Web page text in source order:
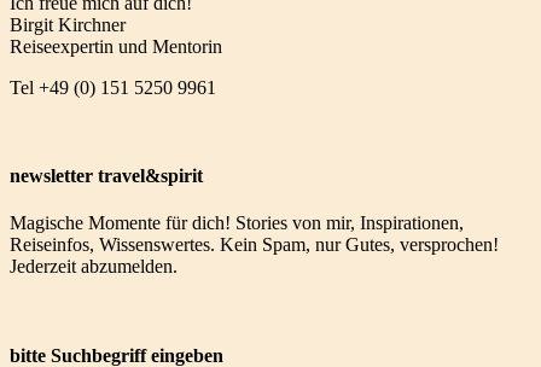
Birgit Kirchner
Reiseexpertin und Mentorin
Tel +49 (0) 151 5250 9961
newsletter travel&spirit
Magische Momente für dich! Stories von mir, Inspirationen,
Reiseinfos, Wissenswertes. Kein Spam, nur Gutes, versprochen!
Jederzeit abzumelden.
bitte Suchbegriff eingeben